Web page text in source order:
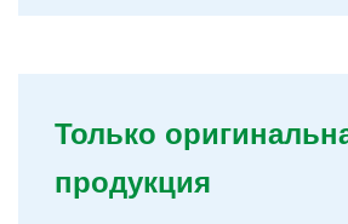
Только
продукция